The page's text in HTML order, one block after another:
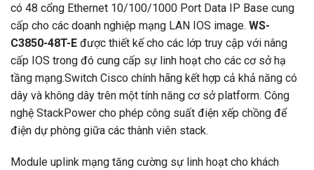
có 48 cổng Ethernet 10/100/1000 Port Data IP Base cung
cấp cho các doanh nghiệp mạng LAN IOS image. WS-
C3850-48T-E được thiết kế cho các lớp truy cập với nâng
cấp IOS trong đó cung cấp sự linh hoạt cho các cơ sở hạ
tầng mạng.Switch Cisco chính hãng kết hợp cả khả năng có
dây và không dây trên một tính năng cơ sở platform. Công
nghệ StackPower cho phép công suất điện xếp chồng để
điện dự phòng giữa các thành viên stack.
Module uplink mạng tăng cường sự linh hoạt cho khách